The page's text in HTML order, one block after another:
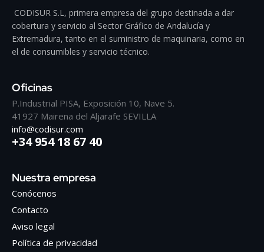
CODISUR S.L, primera empresa del grupo destinada a dar
cobertura y servicio al Sector Gráfico de Andalucía y
Extremadura, tanto en el suministro de maquinaria, como en
el de consumibles y servicio técnico.
Oficinas
P.Industrial PISA, Exposición 10, Nave 5.
41927 Mairena del Aljarafe SEVILLA
info@codisur.com
+34 954 18 67 40
Nuestra empresa
Conócenos
Contacto
Aviso legal
Política de privacidad